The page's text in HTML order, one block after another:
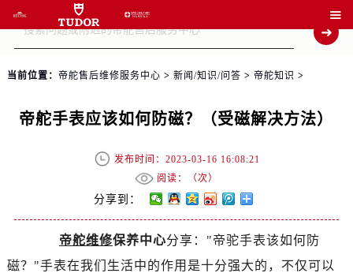

当前位置： 帝舵售后维修服务中心 > 新闻/知识/问答 > 帝舵知识 >
帝舵手表应该如何防磁？（受磁解决方法）
发布时间：2023-03-16 16:08:21
阅读：（次）
分享到：
帝舵维修保养中心分享："帝驼手表该如何防
磁？"手表在我们生活中的作用是十分强大的，不仅可以